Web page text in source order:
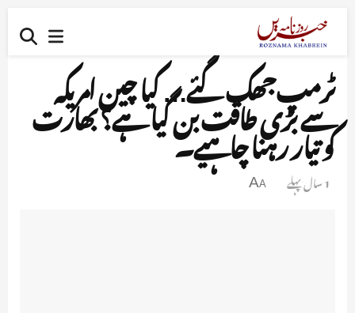
ٹرمپ جھک گئے… کیا چین امریکہ
سے بڑی طاقت بن گیا ہے؟ بھارت
کو تیار رہنا چاہیے۔
1 سال پہلے A
A